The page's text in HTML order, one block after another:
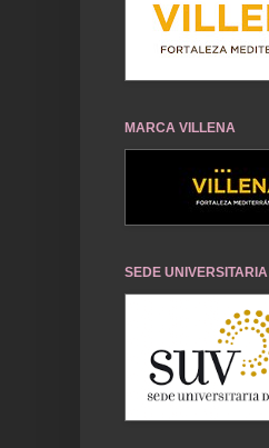
MARCA VILLENA
SEDE UNIVERSITARIA